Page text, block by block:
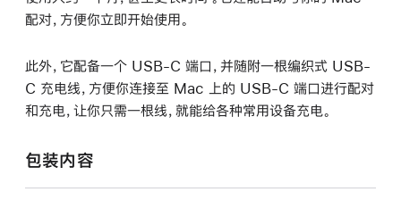
配对，方便你立即开始使用。
此外，它配备一个 USB-C 端口，并随附一根编织式 USB-
C 充电线，方便你连接至 Mac 上的 USB-C 端口进行配对
和充电，让你只需一根线，就能给各种常用设备充电。
包装内容